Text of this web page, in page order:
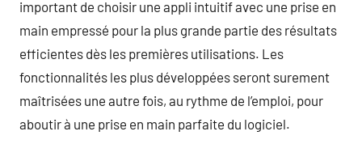
important de choisir une appli intuitif avec une prise en
main empressé pour la plus grande partie des résultats
efficientes dès les premières utilisations. Les
fonctionnalités les plus développées seront surement
maîtrisées une autre fois, au rythme de l’emploi, pour
aboutir à une prise en main parfaite du logiciel.